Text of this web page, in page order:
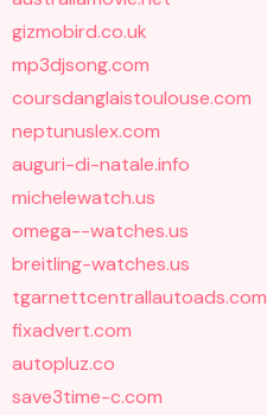
gizmobird.co.uk
mp3djsong.com
coursdanglaistoulouse.com
neptunuslex.com
auguri-di-natale.info
michelewatch.us
omega--watches.us
breitling-watches.us
tgarnettcentrallautoads.com
fixadvert.com
autopluz.co
save3time-c.com